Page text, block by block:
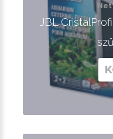
JBL